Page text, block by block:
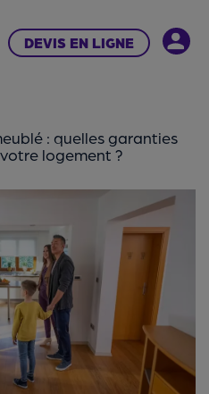
DEVIS EN LIGNE
: quelles garanties
logement ?